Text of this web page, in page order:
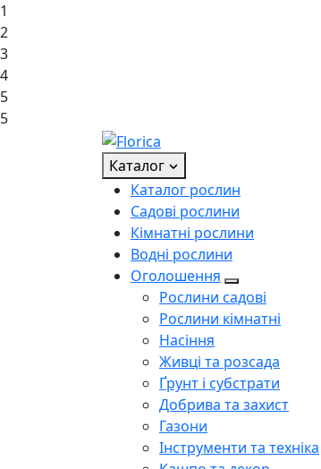
1
2
3
4
5
5
Каталог
Каталог рослин
Садові рослини
Кімнатні рослини
Водні рослини
Оголошення
Рослини садові
Рослини кімнатні
Насіння
Живці та розсада
Ґрунт і субстрати
Добрива та захист
Газони
Інструменти та техніка